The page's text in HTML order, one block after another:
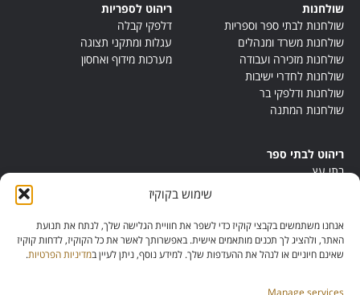
שימוש בקוקיז
אנחנו משתמשים בקבצי קוקיז כדי לשפר את חוויית הגלישה שלך, לנתח את תנועת
האתר, ולהציג לך תכנים מותאמים אישית. באפשרותך לאשר את כל הקוקיז, לדחות קוקיז
שאינם חיוניים או לנהל את ההעדפות שלך. למידע נוסף, ניתן לעיין במדיניות הפרטיות.
Manage services
שולחנות
שולחנות לבתי ספר וספריות
שולחנות משרד ומנהלים
שולחנות מזכירה ועבודה
שולחנות לחדרי ישיבות
שולחנות ודלפקי בר
שולחנות המתנה
ריהוט לספריות
דלפקי קבלה
עגלות ומתקני תצוגה
מערכות מידוף ואחסון
ריהוט לבתי ספר
בתי עץ
ריהוט מונטסורי
ריהוט אנתרופוסופי